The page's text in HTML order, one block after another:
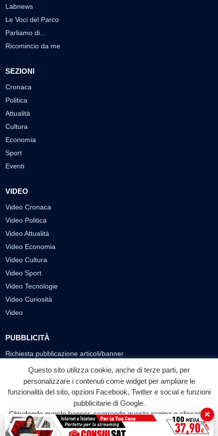
Labnews
Le Voci del Parco
Parliamo di…
Ricomincio da me
SEZIONI
Cronaca
Politica
Attualità
Cultura
Economia
Sport
Eventi
VIDEO
Video Cronaca
Video Politica
Video Attualità
Video Economia
Video Cultura
Video Sport
Video Tecnologie
Video Curiosità
Video
PUBBLICITÀ
Richiesta pubblicazione articoli/banner
SEGUICI SUI SOCIAL
f
Facebook
◎ ▶
YouTube
Questo sito utilizza cookie, anche di terze parti, per
personalizzare i contenuti come widget per ampliare le
funzionalità del sito, opzioni Facebook, Twitter e social e funzioni
pubblicitarie di Google.
Chiudendo questo banner, scorrendo questa pagina o cliccando
su qualunque suo elemento acconsenti all'uso dei cookie.
×